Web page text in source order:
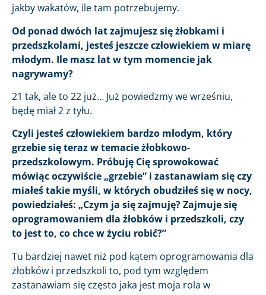
jakby wakatów, ile tam potrzebujemy.
Od ponad dwóch lat zajmujesz się żłobkami i
przedszkolami, jesteś jeszcze człowiekiem w miarę
młodym. Ile masz lat w tym momencie jak
nagrywamy?
21 tak, ale to 22 już… Już powiedzmy we wrześniu,
będę miał 2 z tyłu.
Czyli jesteś człowiekiem bardzo młodym, który
grzebie się teraz w temacie żłobkowo-
przedszkolowym. Próbuję Cię sprowokować
mówiąc oczywiście „grzebie” i zastanawiam się czy
miałeś takie myśli, w których obudziłeś się w nocy,
powiedziałeś: „Czym ja się zajmuję? Zajmuje się
oprogramowaniem dla żłobków i przedszkoli, czy
to jest to, co chce w życiu robić?”
Tu bardziej nawet niż pod kątem oprogramowania dla
żłobków i przedszkoli to, pod tym względem
zastanawiam się często jaka jest moja rola w